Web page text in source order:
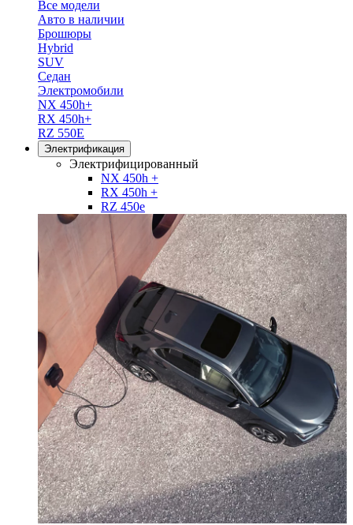
Все модели
Авто в наличии
Брошюры
Hybrid
SUV
Седан
Электромобили
NX 450h+
RX 450h+
RZ 550E
Электрификация
Электрифицированный
NX 450h +
RX 450h +
RZ 450e